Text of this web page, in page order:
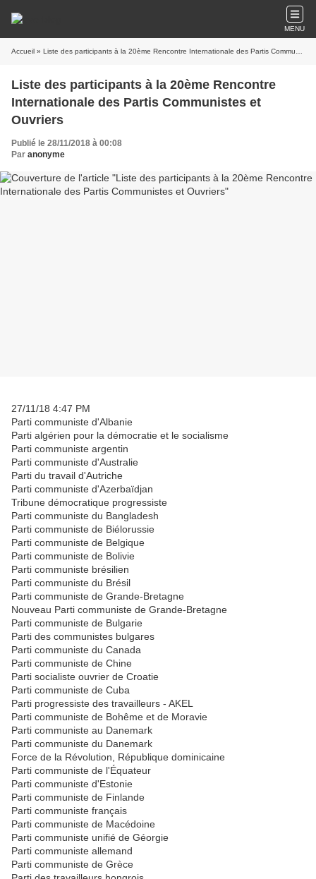
MENU
Accueil » Liste des participants à la 20ème Rencontre Internationale des Partis Communistes et Ouvriers
Liste des participants à la 20ème Rencontre
Internationale des Partis Communistes et
Ouvriers
Publié le 28/11/2018 à 00:08
Par anonyme
27/11/18 4:47 PM
Parti communiste d'Albanie
Parti algérien pour la démocratie et le socialisme
Parti communiste argentin
Parti communiste d'Australie
Parti du travail d'Autriche
Parti communiste d'Azerbaïdjan
Tribune démocratique progressiste
Parti communiste du Bangladesh
Parti communiste de Biélorussie
Parti communiste de Belgique
Parti communiste de Bolivie
Parti communiste brésilien
Parti communiste du Brésil
Parti communiste de Grande-Bretagne
Nouveau Parti communiste de Grande-Bretagne
Parti communiste de Bulgarie
Parti des communistes bulgares
Parti communiste du Canada
Parti communiste de Chine
Parti socialiste ouvrier de Croatie
Parti communiste de Cuba
Parti progressiste des travailleurs - AKEL
Parti communiste de Bohême et de Moravie
Parti communiste au Danemark
Parti communiste du Danemark
Force de la Révolution, République dominicaine
Parti communiste de l'Équateur
Parti communiste d'Estonie
Parti communiste de Finlande
Parti communiste français
Parti communiste de Macédoine
Parti communiste unifié de Géorgie
Parti communiste allemand
Parti communiste de Grèce